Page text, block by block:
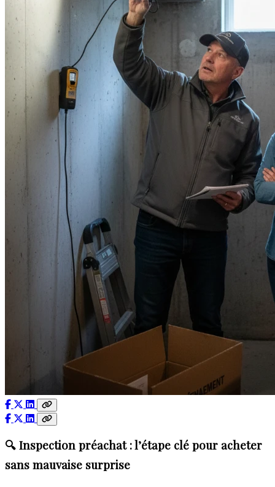
🔍 Inspection préachat : l’étape clé pour acheter
sans mauvaise surprise